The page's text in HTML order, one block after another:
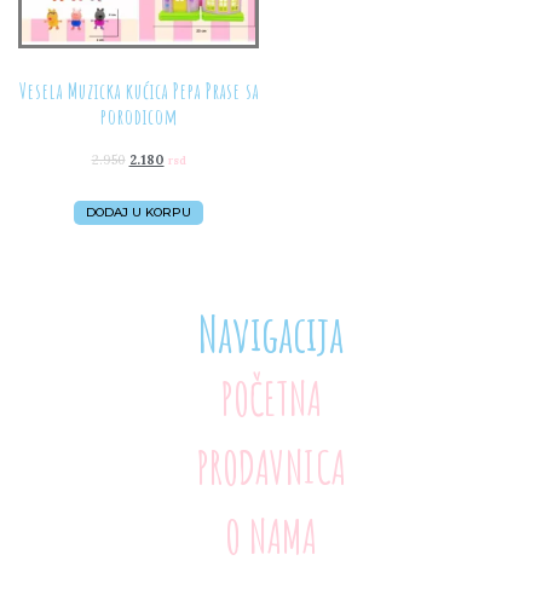
Vesela Muzicka kućica Pepa Prase sa
porodicom
2.950 2.180 rsd
DODAJ U KORPU
Navigacija
POČETNA
PRODAVNICA
O NAMA